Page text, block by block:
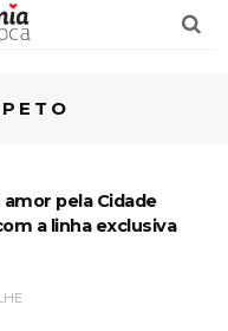
pela Cidade
a linha exclusiva